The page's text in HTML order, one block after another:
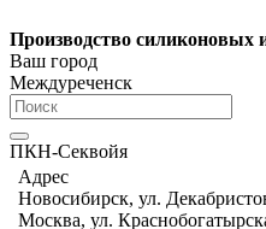
Производство силиконовых
Ваш город
Междуреченск
ПКН-Секвойя
Адрес
Новосибирск, ул.
Москва, ул.